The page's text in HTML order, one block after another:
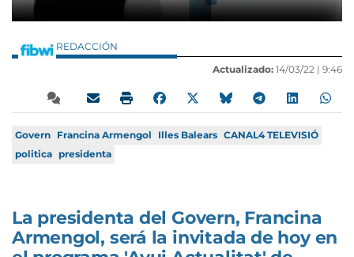
REDACCIÓN
Actualizado: 14/03/22 | 9:46
Govern Francina Armengol Illes Balears CANAL4 TELEVISIÓ
politica presidenta
La presidenta del Govern, Francina
Armengol, será la invitada de hoy en